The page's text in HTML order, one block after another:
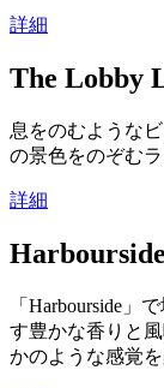
詳細
The Lobby
息をのむような
の景色をのぞむラ
詳細
Harbourside
「Harbourside」
す豊かな香りと
かのような感覚